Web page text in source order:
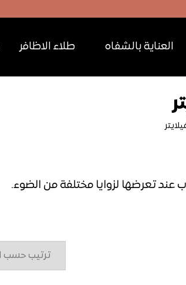
العناية بالشفاه طلاء الاظافر
تعرضها لزوايا مختلفة من الضوء.